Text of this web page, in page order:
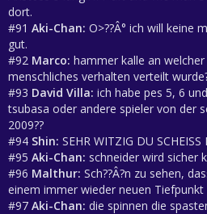
dort.
#91 Aki-Chan: O>??Â° ich will keine
gut.
#92 Marco: hammer kalle an
menschliches verhalten verteilt
#93 David Villa: ich habe pes 5, 6
tsubasa oder andere spieler von der
2009??
#94 Shin: SEHR WITZIG DU SCHEISS
#95 Aki-Chan: schneider wird sicher
#96 Malthur: Sch??Â?n zu sehen,
einem immer wieder neuen
#97 Aki-Chan: die spinnen die